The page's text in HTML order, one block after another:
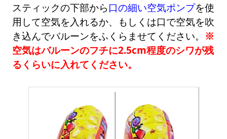
スティックの下部から 口の細い空気ポンプを使
用して空気を入れるか、もしくは口で空気を吹
き込んでバルーンをふくらませてください。 ※
空気はバルーンのフチに2.5cm程度のシワが残
るくらいに入れてください。